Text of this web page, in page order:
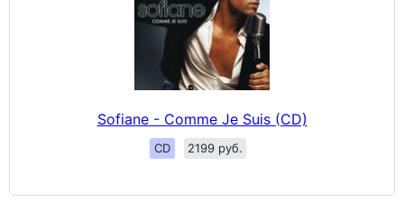
Sofiane - Comme Je Suis (CD)
CD 2199 руб.